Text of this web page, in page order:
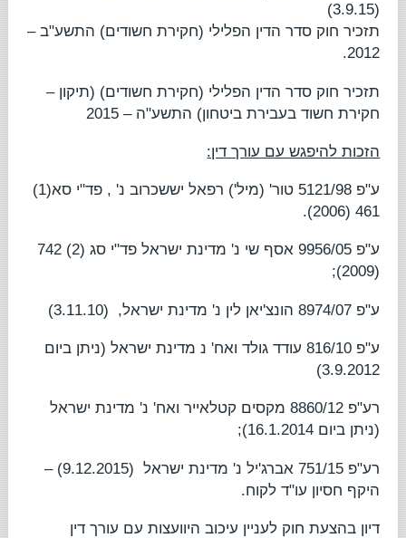
(3.9.15)
תזכיר חוק סדר הדין הפלילי (חקירת חשודים) התשע"ב –
2012
.
תזכיר חוק סדר הדין הפלילי (חקירת חשודים) (תיקון –
חקירת חשוד בעבירת ביטחון) התשע"ה – 2015
הזכות להיפגש עם עורך דין:
ע"פ 5121/98 טור' (מיל') רפאל יששכרוב נ'
, פד"י סא(1)
461 (2006).
ע"פ 9956/05 אסף שי נ' מדינת ישראל
פד"י סג (2) 742
(2009);
ע"פ 8974/07 הונצ'יאן לין נ' מדינת ישראל,
(3.11.10)
ע"פ 816/10 עודד גולד ואח' נ מדינת ישראל(ניתן ביום
3.9.2012)
רע"פ 8860/12
מקסים קטלאייר ואח' נ' מדינת ישראל
(ניתן ביום 16.1.2014);
רע"פ 751/15 אברג'יל נ' מדינת ישראל
(9.12.2015) –
היקף חסיון עו"ד לקוח.
דיון בהצעת חוק לעניין עיכוב היוועצות עם עורך דין